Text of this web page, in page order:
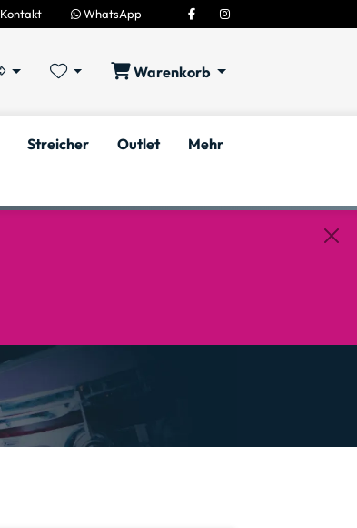
Kontakt WhatsApp
Warenkorb
Streicher Outlet Mehr